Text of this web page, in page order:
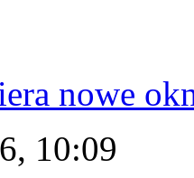
nowe
10:09